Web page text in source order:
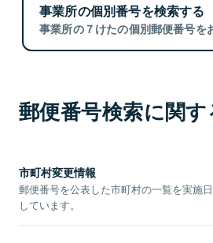
事業所の個別番号を検索する
事業所の７けたの個別郵便番号を
郵便番号検索に関
市町村変更情報
郵便番号を公表した市町村の一覧を実施
しています。